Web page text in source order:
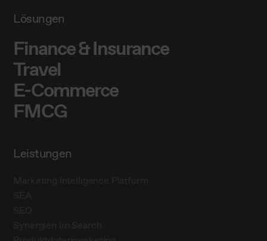
Lösungen
Finance & Insurance
Travel
E-Commerce
FMCG
Leistungen